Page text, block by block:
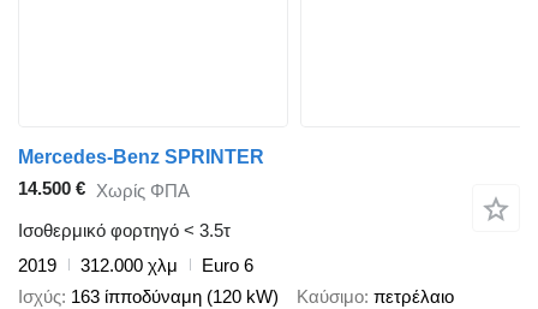
Mercedes-Benz SPRINTER
14.500 € Χωρίς ΦΠΑ
Ισοθερμικό φορτηγό < 3.5τ
2019
312.000 χλμ
Euro 6
Ισχύς 163 ίπποδύναμη (120 kW) Καύσιμο πετρέλαιο